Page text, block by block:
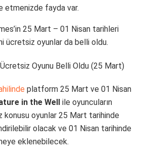
etmenizde fayda var.
25 Mart – 01 Nisan tarihleri
ücretsiz oyunlar da belli oldu.
platform 25 Mart ve 01 Nisan
in the Well ile oyuncuların
konusu oyunlar 25 Mart tarihinde
olacak ve 01 Nisan tarihinde
eklenebilecek.